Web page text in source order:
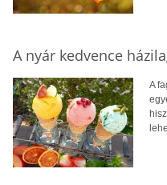
A nyár kedvence
A